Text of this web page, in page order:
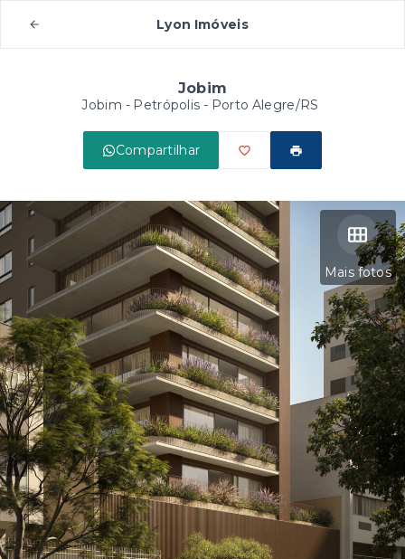
Lyon Imóveis
Jobim
Jobim - Petrópolis - Porto Alegre/RS
Compartilhar
Mais fotos